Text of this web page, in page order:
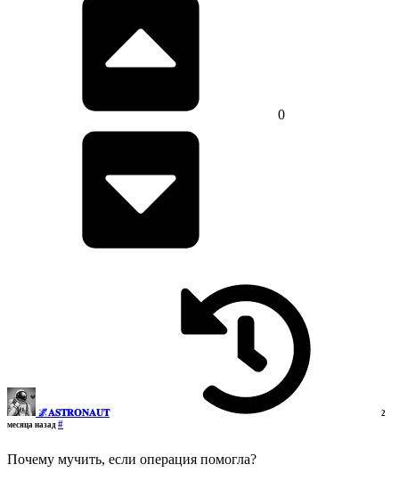
0
🌌𝐀𝐒𝐓𝐑𝐎𝐍𝐀𝐔𝐓
2
месяца назад #
Почему мучить, если операция помогла?